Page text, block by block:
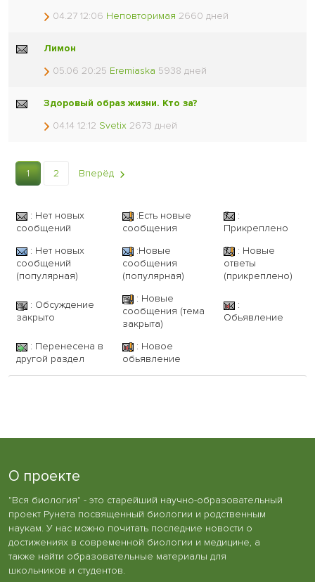
04.27 12:06 Неповторимая 2660 дней
Лимон
05.06 20:25 Eremiaska 5938 дней
Здоровый образ жизни. Кто за?
04.14 12:12 Svetix 2673 дней
1 2 Вперёд
: Нет новых
сообщений
:Есть новые
сообщения
:
Прикреплено
: Нет новых
сообщений
(популярная)
:Новые
сообщения
(популярная)
: Новые
ответы
(прикреплено)
: Обсуждение
закрыто
: Новые
сообщения (тема
закрыта)
:
Обьявление
: Перенесена в
другой раздел
: Новое
обьявление
О проекте
"Вся биология" - это старейший научно-образовательный
проект Рунета посвященный биологии и родственным
наукам. У нас можно почитать последние новости о
достижениях в современной биологии и медицине, а
также найти образовательные материалы для
школьников и студентов.